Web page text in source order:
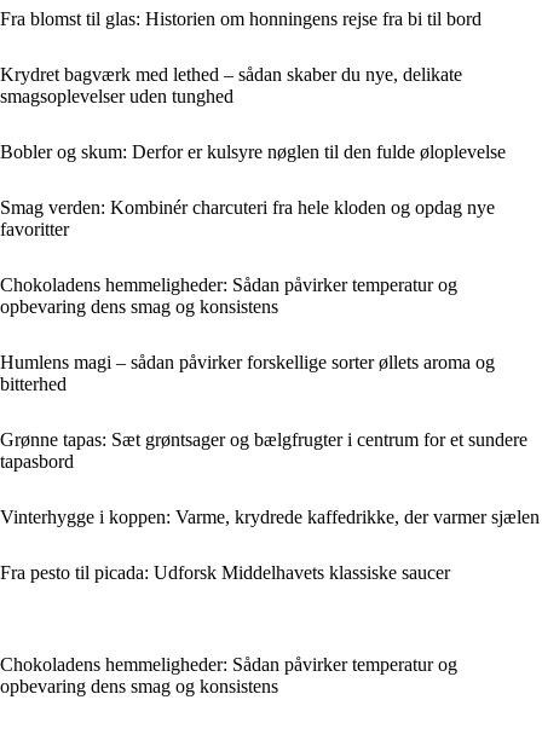
Fra blomst til glas: Historien om honningens rejse fra bi til bord
Krydret bagværk med lethed – sådan skaber du nye, delikate
smagsoplevelser uden tunghed
Bobler og skum: Derfor er kulsyre nøglen til den fulde øloplevelse
Smag verden: Kombinér charcuteri fra hele kloden og opdag nye
favoritter
Chokoladens hemmeligheder: Sådan påvirker temperatur og
opbevaring dens smag og konsistens
Humlens magi – sådan påvirker forskellige sorter øllets aroma og
bitterhed
Grønne tapas: Sæt grøntsager og bælgfrugter i centrum for et sundere
tapasbord
Vinterhygge i koppen: Varme, krydrede kaffedrikke, der varmer sjælen
Fra pesto til picada: Udforsk Middelhavets klassiske saucer
Chokoladens hemmeligheder: Sådan påvirker temperatur og
opbevaring dens smag og konsistens